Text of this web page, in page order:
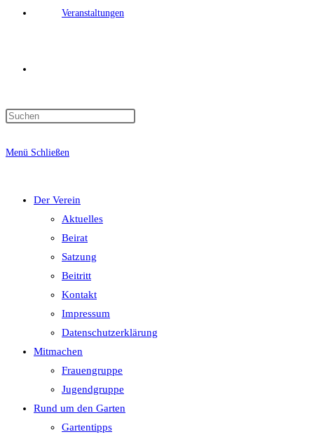
Veranstaltungen
Suche
Menü Schließen
Der Verein
Aktuelles
Beirat
Satzung
Beitritt
Kontakt
Impressum
Datenschutzerklärung
Mitmachen
Frauengruppe
Jugendgruppe
Rund um den Garten
Gartentipps